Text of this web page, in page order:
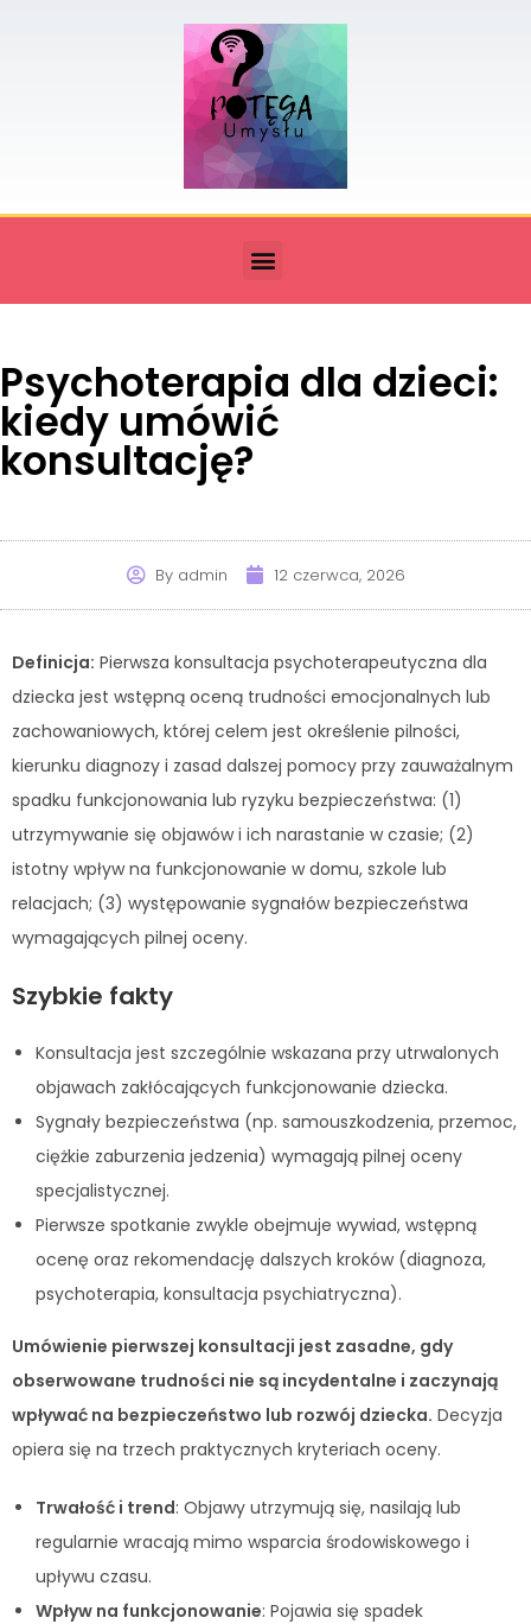
Psychoterapia dla dzieci:
kiedy umówić
konsultację?
Byadmin 12 czerwca, 2026
Definicja: Pierwsza konsultacja psychoterapeutyczna dla
dziecka jest wstępną oceną trudności emocjonalnych lub
zachowaniowych, której celem jest określenie pilności,
kierunku diagnozy i zasad dalszej pomocy przy zauważalnym
spadku funkcjonowania lub ryzyku bezpieczeństwa: (1)
utrzymywanie się objawów i ich narastanie w czasie; (2)
istotny wpływ na funkcjonowanie w domu, szkole lub
relacjach; (3) występowanie sygnałów bezpieczeństwa
wymagających pilnej oceny.
Szybkie fakty
Konsultacja jest szczególnie wskazana przy utrwalonych
objawach zakłócających funkcjonowanie dziecka.
Sygnały bezpieczeństwa (np. samouszkodzenia, przemoc,
ciężkie zaburzenia jedzenia) wymagają pilnej oceny
specjalistycznej.
Pierwsze spotkanie zwykle obejmuje wywiad, wstępną
ocenę oraz rekomendację dalszych kroków (diagnoza,
psychoterapia, konsultacja psychiatryczna).
Umówienie pierwszej konsultacji jest zasadne, gdy
obserwowane trudności nie są incydentalne i zaczynają
wpływać na bezpieczeństwo lub rozwój dziecka. Decyzja
opiera się na trzech praktycznych kryteriach oceny.
Trwałość i trend: Objawy utrzymują się, nasilają lub
regularnie wracają mimo wsparcia środowiskowego i
upływu czasu.
Wpływ na funkcjonowanie: Pojawia się spadek